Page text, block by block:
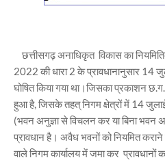
छत्तीसगढ़ अनाधिकृत विकास का
2022 की धारा 2 के प्रावधानानुसार 14
घोषित किया गया था।जिसका प्रकाशन
हुआ है, जिसके तहत् निगम क्षेत्रों में 14
(भवन अनुज्ञा से विचलन कर या बिना भवन
प्रावधान है। अवैध भवनों को नियमित कराने
वाले निगम कार्यालय में जमा कर